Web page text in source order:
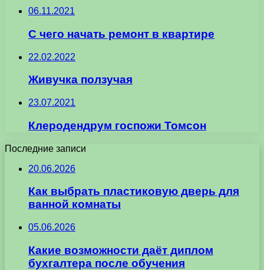
06.11.2021
С чего начать ремонт в квартире
22.02.2022
Живучка ползучая
23.07.2021
Клеродендрум госпожи Томсон
Последние записи
20.06.2026
Как выбрать пластиковую дверь для
ванной комнаты
05.06.2026
Какие возможности даёт диплом
бухгалтера после обучения